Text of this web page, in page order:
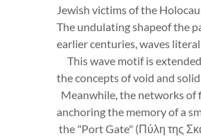
Jewish victims of the
The undulating shapeof the
earlier centuries, waves
This wave motif is
the concepts of void and
Meanwhile, the networks of
anchoring the memory of a
the "Port Gate" (Πύλη της